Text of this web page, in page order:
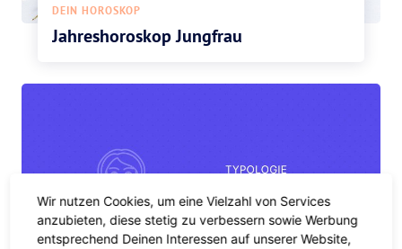
DEIN HOROSKOP
Jahreshoroskop Jungfrau
Wir nutzen Cookies, um eine Vielzahl von Services
anzubieten, diese stetig zu verbessern sowie Werbung
entsprechend Deinen Interessen auf unserer Website,